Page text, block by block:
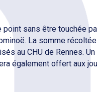
sans être touchée
La somme
au CHU de Rennes.
également offert aux